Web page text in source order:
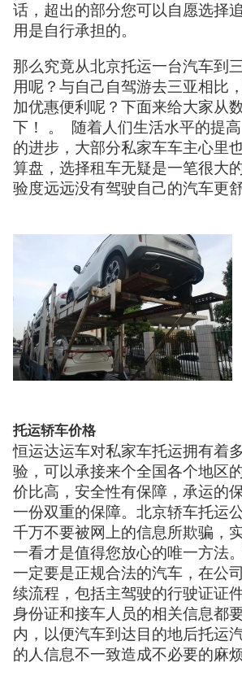
话，超出的部分您可以自愿选择
用是自行承担的。
那么究竟从北京托运一台汽车到
用呢？与自己自驾游去三亚相比
加优惠便利呢？下面来给大家从
下！ 。 随着人们生活水平的提
的进步，大部分私家车车主心里
算盘，选择租车无疑是一笔很大
验度远远没有驾驶自己的汽车更舒
托运轿车价格
恒运达运车对私家车托运拥有着
验，可以承接来个全国各个地区
价比高，安全性有保障，承运的
一份双重的保障。北京轿车托运
千万不要被网上的信息所欺骗，
一看才是值得您放心的唯一方法
一定要是正规合法的汽车，在公
续流程，包括主驾驶的行驶证证
身份证和接车人员的相关信息都
内，以便汽车到达目的地后托运
的人信息不一致造成不必要的麻